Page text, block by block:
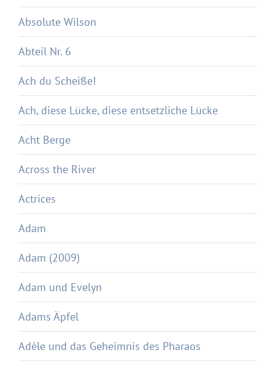
Absolute Wilson
Abteil Nr. 6
Ach du Scheiße!
Ach, diese Lücke, diese entsetzliche Lücke
Acht Berge
Across the River
Actrices
Adam
Adam (2009)
Adam und Evelyn
Adams Äpfel
Adèle und das Geheimnis des Pharaos